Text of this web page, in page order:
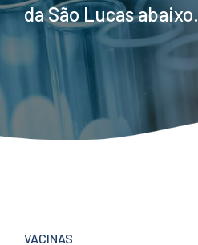
da São Lucas abaixo.
VACINAS